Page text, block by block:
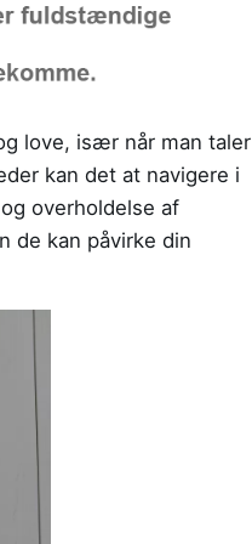
love, især når man taler
kan det at navigere i
overholdelse af
de kan påvirke din